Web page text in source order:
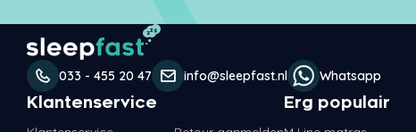
033 - 455 20 47 info@sleepfast.nl Whatsapp
Klantenservice Erg populair